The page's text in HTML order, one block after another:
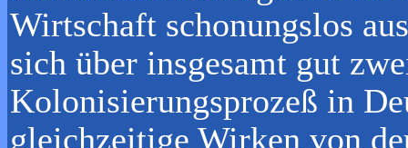
Wirtschaft schonungslos
sich über insgesamt gut
Kolonisierungsprozeß in
gleichzeitige Wirken von